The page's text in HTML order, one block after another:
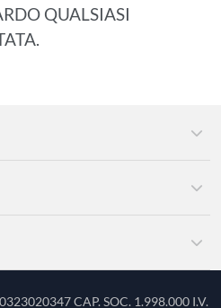
QUALSIASI
CAP. SOC. 1.998.000 I.V.